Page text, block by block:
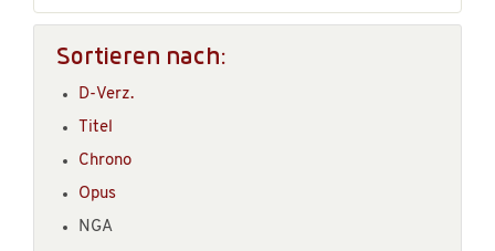
Sortieren nach:
D-Verz.
Titel
Chrono
Opus
NGA